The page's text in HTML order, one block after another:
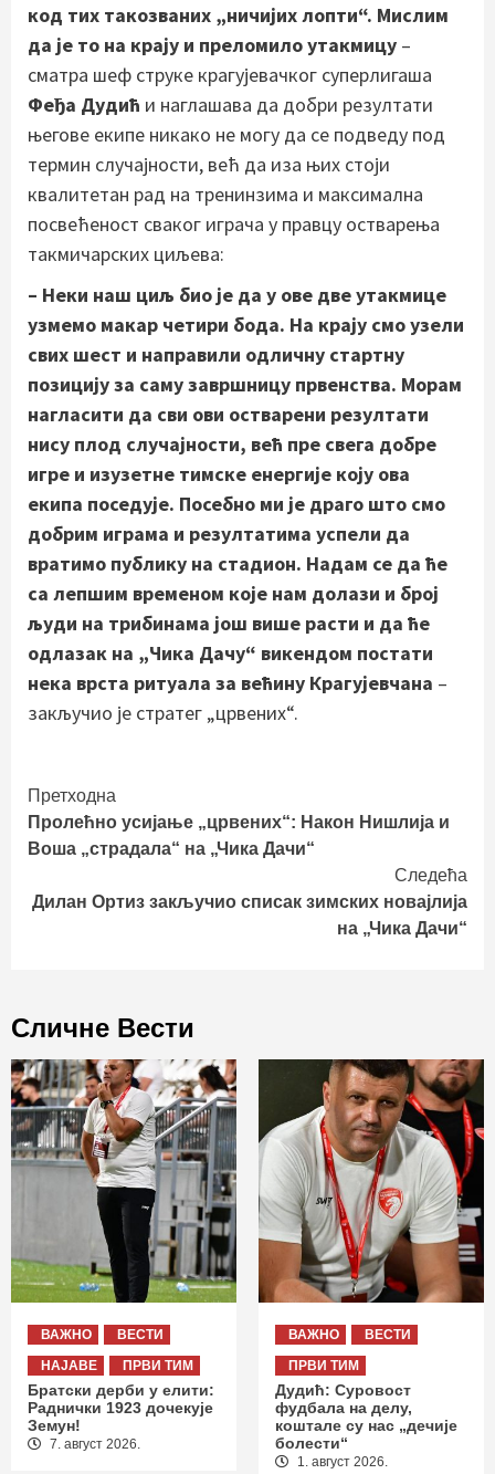
код тих такозваних „ничијих лопти“. Мислим
да је то на крају и преломило утакмицу –
сматра шеф струке крагујевачког суперлигаша
Феђа Дудић и наглашава да добри резултати
његове екипе никако не могу да се подведу под
термин случајности, већ да иза њих стоји
квалитетан рад на тренинзима и максимална
посвећеност сваког играча у правцу остварења
такмичарских циљева:
– Неки наш циљ био је да у ове две утакмице
узмемо макар четири бода. На крају смо узели
свих шест и направили одличну стартну
позицију за саму завршницу првенства. Морам
нагласити да сви ови остварени резултати
нису плод случајности, већ пре свега добре
игре и изузетне тимске енергије коју ова
екипа поседује. Посебно ми је драго што смо
добрим играма и резултатима успели да
вратимо публику на стадион. Надам се да ће
са лепшим временом које нам долази и број
људи на трибинама још више расти и да ће
одлазак на „Чика Дачу“ викендом постати
нека врста ритуала за већину Крагујевчана –
закључио је стратег „црвених“.
Continue
Reading
Претходна
Пролећно усијање „црвених“: Након Нишлија и
Воша „страдала“ на „Чика Дачи“
Следећа
Дилан Ортиз закључио списак зимских новајлија
на „Чика Дачи“
Сличне Вести
ВАЖНО
ВЕСТИ
НАЈАВЕ
ПРВИ ТИМ
Братски дерби у елити:
Раднички 1923 дочекује
Земун!
7. август 2026.
ВАЖНО
ВЕСТИ
ПРВИ ТИМ
Дудић: Суровост
фудбала на делу,
коштале су нас „дечије
болести“
1. август 2026.